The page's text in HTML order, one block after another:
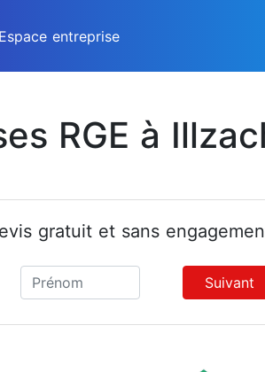
Espace entreprise
RGE à
gratuit et sans
Suivant